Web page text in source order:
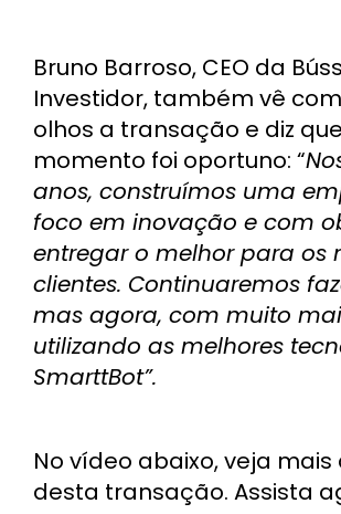
Bruno Barroso, CEO da
Investidor, também vê
olhos a transação e diz
momento foi oportuno: “
anos, construímos uma
foco em inovação e com
entregar o melhor para os
clientes. Continuaremos
mas agora, com muito
utilizando as melhores
SmarttBot”.
No vídeo abaixo, veja
desta transação. Assista